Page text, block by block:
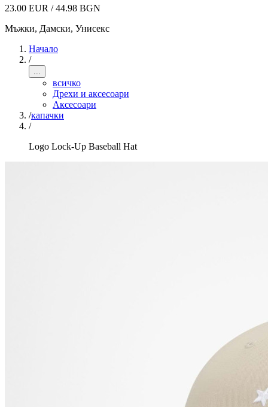
23.00 EUR / 44.98 BGN
Мъжки, Дамски, Унисекс
Начало
/
...
всичко
Дрехи и аксесоари
Аксесоари
/капачки
/
Logo Lock-Up Baseball Hat